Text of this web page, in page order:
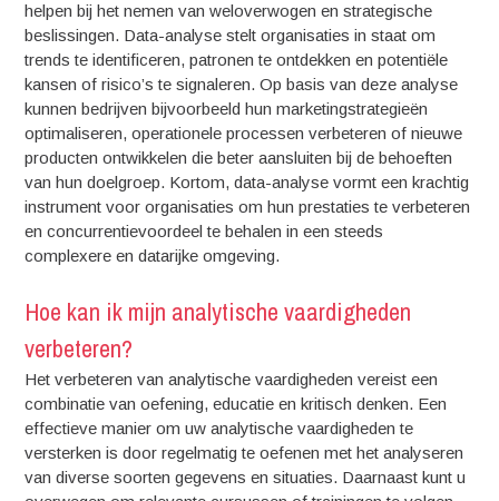
helpen bij het nemen van weloverwogen en strategische
beslissingen. Data-analyse stelt organisaties in staat om
trends te identificeren, patronen te ontdekken en potentiële
kansen of risico’s te signaleren. Op basis van deze analyse
kunnen bedrijven bijvoorbeeld hun marketingstrategieën
optimaliseren, operationele processen verbeteren of nieuwe
producten ontwikkelen die beter aansluiten bij de behoeften
van hun doelgroep. Kortom, data-analyse vormt een krachtig
instrument voor organisaties om hun prestaties te verbeteren
en concurrentievoordeel te behalen in een steeds
complexere en datarijke omgeving.
Hoe kan ik mijn analytische vaardigheden
verbeteren?
Het verbeteren van analytische vaardigheden vereist een
combinatie van oefening, educatie en kritisch denken. Een
effectieve manier om uw analytische vaardigheden te
versterken is door regelmatig te oefenen met het analyseren
van diverse soorten gegevens en situaties. Daarnaast kunt u